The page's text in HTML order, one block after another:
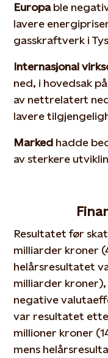
Europable
lavere energi
gasskraftverk i
Internasjonalvirks
ned, i hovedsak
av nettrelatert
lavere
Marked hadde
av sterkere
Resultatet før
milliarder kroner
helårsresultatet
milliarder kroner
negative
var resultatet
millioner kroner
mens